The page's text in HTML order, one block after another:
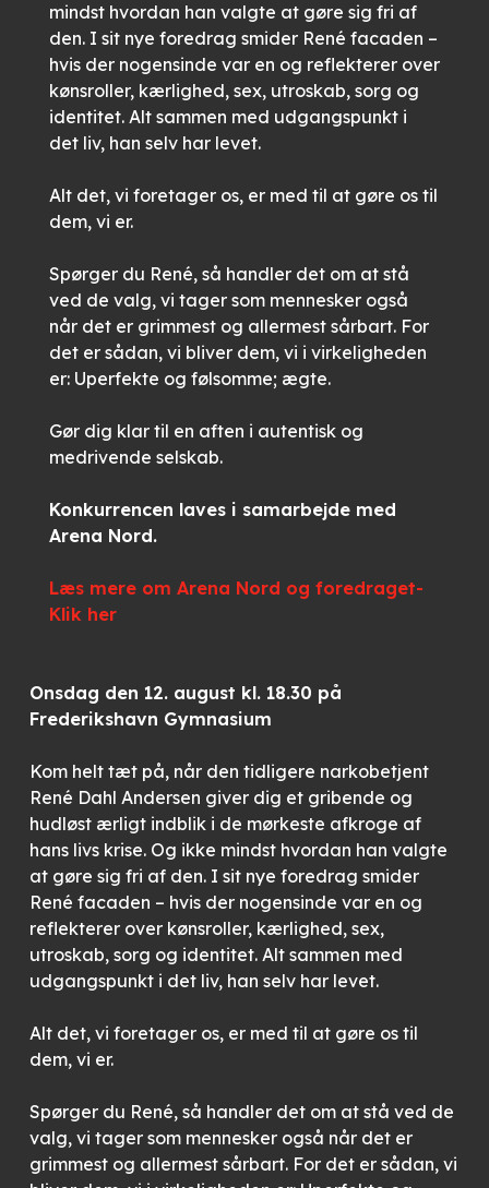
mindst hvordan han valgte at gøre sig fri af
den. I sit nye foredrag smider René facaden –
hvis der nogensinde var en og reflekterer over
kønsroller, kærlighed, sex, utroskab, sorg og
identitet. Alt sammen med udgangspunkt i
det liv, han selv har levet.
Alt det, vi foretager os, er med til at gøre os til
dem, vi er.
Spørger du René, så handler det om at stå
ved de valg, vi tager som mennesker også
når det er grimmest og allermest sårbart. For
det er sådan, vi bliver dem, vi i virkeligheden
er: Uperfekte og følsomme; ægte.
Gør dig klar til en aften i autentisk og
medrivende selskab.
Konkurrencen laves i samarbejde med
Arena Nord.
Læs mere om Arena Nord og foredraget-
Klik her
Onsdag den 12. august kl. 18.30 på
Frederikshavn Gymnasium
Kom helt tæt på, når den tidligere narkobetjent
René Dahl Andersen giver dig et gribende og
hudløst ærligt indblik i de mørkeste afkroge af
hans livs krise. Og ikke mindst hvordan han valgte
at gøre sig fri af den. I sit nye foredrag smider
René facaden – hvis der nogensinde var en og
reflekterer over kønsroller, kærlighed, sex,
utroskab, sorg og identitet. Alt sammen med
udgangspunkt i det liv, han selv har levet.
Alt det, vi foretager os, er med til at gøre os til
dem, vi er.
Spørger du René, så handler det om at stå ved de
valg, vi tager som mennesker også når det er
grimmest og allermest sårbart. For det er sådan, vi